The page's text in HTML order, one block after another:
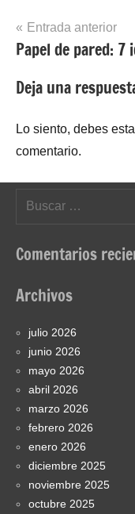
Navegación
de
entradas
Entrada anterior
Papel de pared: 7
Deja una
Lo siento, debes
comentario.
Comentarios
Archivos
julio 2026
junio 2026
mayo 2026
abril 2026
marzo 2026
febrero 2026
enero 2026
diciembre 2025
noviembre 2025
octubre 2025